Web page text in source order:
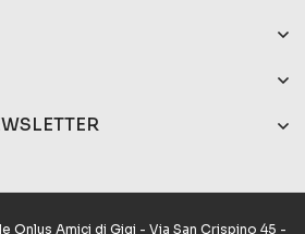
Onlus Amici di Gigi - Via San Crispino 45 -